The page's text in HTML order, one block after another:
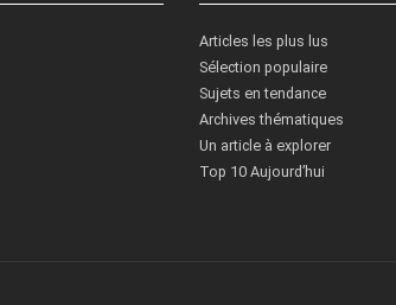
Articles les plus lus
Sélection populaire
Sujets en tendance
Archives thématiques
Un article à explorer
Top 10 Aujourd’hui